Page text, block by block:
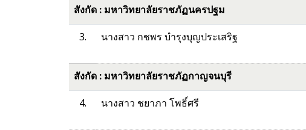
สังกัด : มหาวิทยาลัยราชภัฏนครปฐม
3. นางสาว กชพร บำรุงบุญประเสริฐ
สังกัด : มหาวิทยาลัยราชภัฏกาญจนบุรี
4. นางสาว ชยาภา โพธิ์ศรี